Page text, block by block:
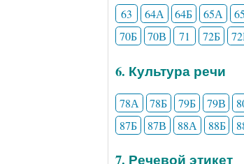
63 64А 64Б 65А
70Б
70В 71 72Б
6. Культура речи
78А 78Б 79Б 79В
87Б
87В 88А 88Б
7. Речевой этикет